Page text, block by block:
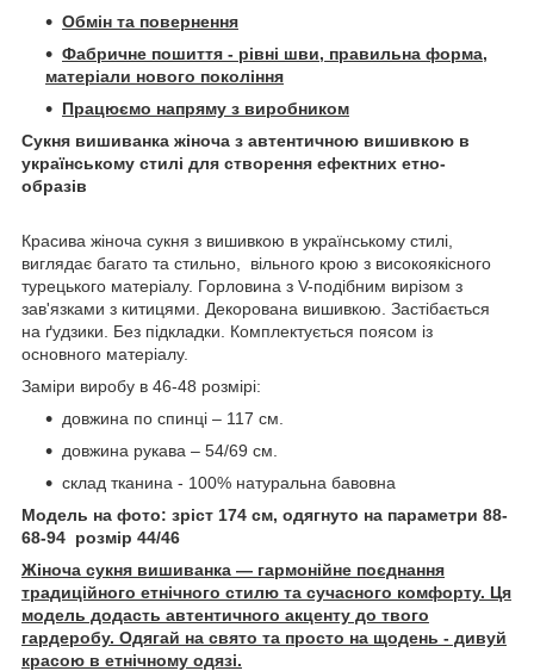
Обмін та повернення
Фабричне пошиття - рівні шви, правильна форма,
матеріали нового покоління
Працюємо напряму з виробником
Сукня вишиванка жіноча з автентичною вишивкою в
українському стилі для створення ефектних етно-
образів
Красива жіноча сукня з вишивкою в українському стилі,
виглядає багато та стильно, вільного крою з високоякісного
турецького матеріалу. Горловина з V-подібним вирізом з
зав'язками з китицями. Декорована вишивкою. Застібається
на ґудзики. Без підкладки. Комплектується поясом із
основного матеріалу.
Заміри виробу в 46-48 розмірі:
довжина по спинці – 117 см.
довжина рукава – 54/69 см.
склад тканина - 100% натуральна бавовна
Модель на фото: зріст 174 см, одягнуто на параметри 88-
68-94 розмір 44/46
Жіноча сукня вишиванка — гармонійне поєднання
традиційного етнічного стилю та сучасного комфорту. Ця
модель додасть автентичного акценту до твого
гардеробу. Одягай на свято та просто на щодень - дивуй
красою в етнічному одязі.